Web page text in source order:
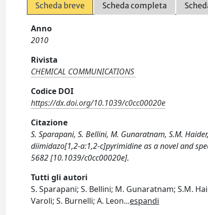
Scheda breve Scheda completa
Anno
2010
Rivista
CHEMICAL COMMUNICATIONS
Codice DOI
https://dx.doi.org/10.1039/c0cc00020e
Citazione
S. Sparapani, S. Bellini, M. Gunaratnam, S.M.
diimidazo[1,2-a:1,2-c]pyrimidine as a novel and
5682 [10.1039/c0cc00020e].
Tutti gli autori
S. Sparapani; S. Bellini; M. Gunaratnam; S.M.
Varoli; S. Burnelli; A. Leon...espandi